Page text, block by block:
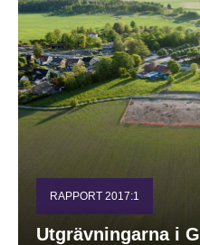
RAPPORT 2017:1
Utgrävningarna i